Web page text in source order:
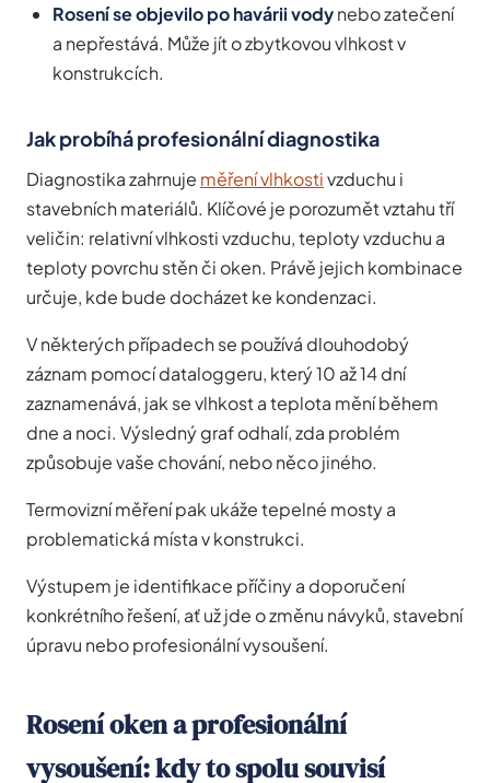
Rosení se objevilo po havárii vodynebo zatečení
a nepřestává. Může jít o zbytkovou vlhkost v
konstrukcích.
Jak probíhá profesionální diagnostika
Diagnostika zahrnuje měření vlhkostivzduchu i
stavebních materiálů. Klíčové je porozumět vztahu tří
veličin: relativní vlhkosti vzduchu, teploty vzduchu a
teploty povrchu stěn či oken. Právě jejich kombinace
určuje, kde bude docházet ke kondenzaci.
V některých případech se používá dlouhodobý
záznam pomocí dataloggeru, který 10 až 14 dní
zaznamenává, jak se vlhkost a teplota mění během
dne a noci. Výsledný graf odhalí, zda problém
způsobuje vaše chování, nebo něco jiného.
Termovizní měření pak ukáže tepelné mosty a
problematická místa v konstrukci.
Výstupem je identifikace příčiny a doporučení
konkrétního řešení, ať už jde o změnu návyků, stavební
úpravu nebo profesionální vysoušení.
Rosení oken a profesionální
vysoušení: kdy to spolu souvisí